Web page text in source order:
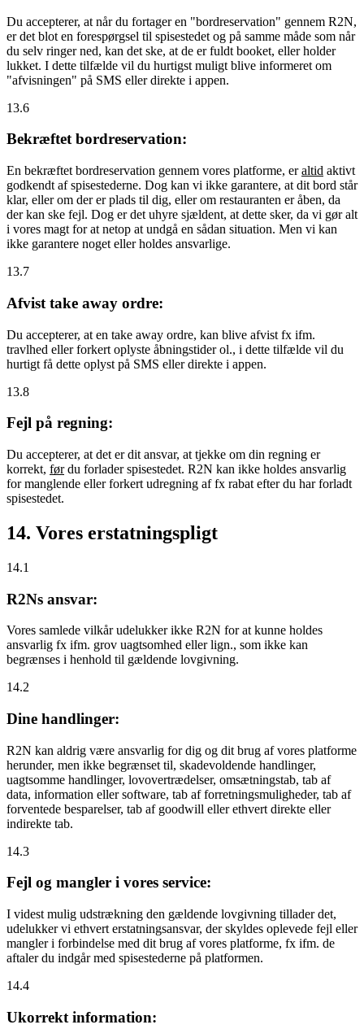
Du accepterer, at når du fortager en "bordreservation" gennem R2N,
er det blot en forespørgsel til spisestedet og på samme måde som når
du selv ringer ned, kan det ske, at de er fuldt booket, eller holder
lukket. I dette tilfælde vil du hurtigst muligt blive informeret om
"afvisningen" på SMS eller direkte i appen.
13.6
Bekræftet bordreservation:
En bekræftet bordreservation gennem vores platforme, eraltid aktivt
godkendt af spisestederne. Dog kan vi ikke garantere, at dit bord står
klar, eller om der er plads til dig, eller om restauranten er åben, da
der kan ske fejl. Dog er det uhyre sjældent, at dette sker, da vi gør alt
i vores magt for at netop at undgå en sådan situation. Men vi kan
ikke garantere noget eller holdes ansvarlige.
13.7
Afvist take away ordre:
Du accepterer, at en take away ordre, kan blive afvist fx ifm.
travlhed eller forkert oplyste åbningstider ol., i dette tilfælde vil du
hurtigt få dette oplyst på SMS eller direkte i appen.
13.8
Fejl på regning:
Du accepterer, at det er dit ansvar, at tjekke om din regning er
korrekt, førdu forlader spisestedet. R2N kan ikke holdes ansvarlig
for manglende eller forkert udregning af fx rabat efter du har forladt
spisestedet.
14. Vores erstatningspligt
14.1
R2Ns ansvar:
Vores samlede vilkår udelukker ikke R2N for at kunne holdes
ansvarlig fx ifm. grov uagtsomhed eller lign., som ikke kan
begrænses i henhold til gældende lovgivning.
14.2
Dine handlinger:
R2N kan aldrig være ansvarlig for dig og dit brug af vores platforme
herunder, men ikke begrænset til, skadevoldende handlinger,
uagtsomme handlinger, lovovertrædelser, omsætningstab, tab af
data, information eller software, tab af forretningsmuligheder, tab af
forventede besparelser, tab af goodwill eller ethvert direkte eller
indirekte tab.
14.3
Fejl og mangler i vores service:
I videst mulig udstrækning den gældende lovgivning tillader det,
udelukker vi ethvert erstatningsansvar, der skyldes oplevede fejl eller
mangler i forbindelse med dit brug af vores platforme, fx ifm. de
aftaler du indgår med spisestederne på platformen.
14.4
Ukorrekt information: